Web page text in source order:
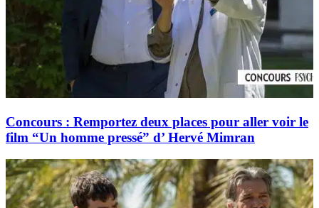
Concours : Remportez deux places pour aller voir le
film “Un homme pressé” d’ Hervé Mimran